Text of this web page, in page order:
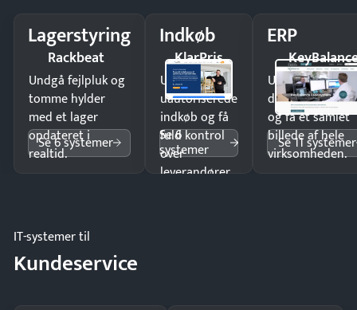
Lagerstyring
Rackbeat
Undgå fejlpluk og
tomme hylder
med et lager
opdateret i
realtid.
Se 6 systemer
Indkøb
KlarPris
Undgå
uautoriserede
indkøb og få
fuld kontrol
over
leverandører
Se 6
systemer
ERP
Undgå
og få ét samlet
billede af hele
virksomheden.
Se 11 systemer
IT-systemer til
Kundeservice